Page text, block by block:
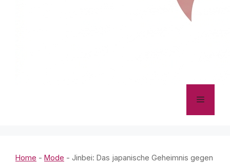
Menü
Home - Mode - Jinbei: Das japanische Geheimnis gegen